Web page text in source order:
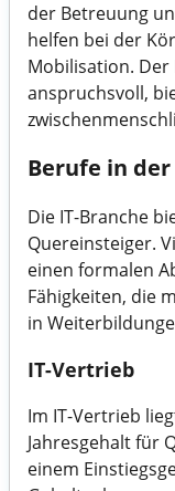
der Betreuung
helfen bei der
Mobilisation.
anspruchsvoll,
Berufe in
Die IT-Branche
Quereinsteiger.
einen formalen
Fähigkeiten, die
in
IT-Vertrieb
Im IT-Vertrieb
Jahresgehalt für
einem